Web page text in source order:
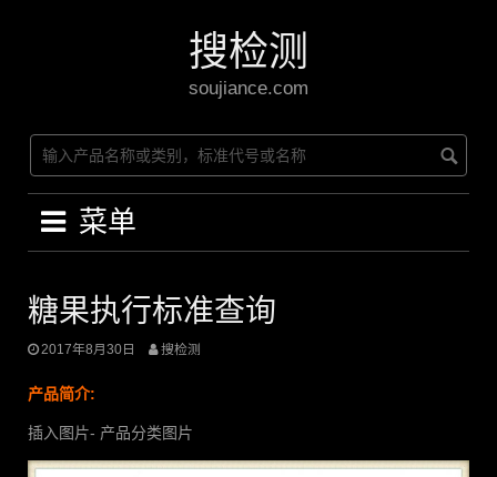
搜检测
soujiance.com
菜单
糖果执行标准查询
2017年8月30日 搜检测
产品简介:
插入图片- 产品分类图片